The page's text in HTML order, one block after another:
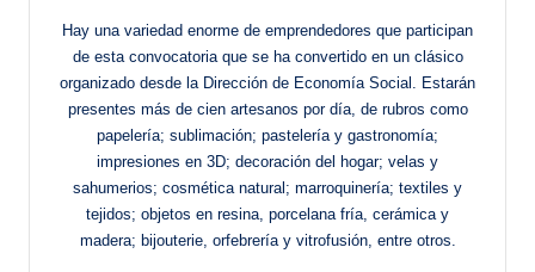
Hay una variedad enorme de emprendedores que participan
de esta convocatoria que se ha convertido en un clásico
organizado desde la Dirección de Economía Social. Estarán
presentes más de cien artesanos por día, de rubros como
papelería; sublimación; pastelería y gastronomía;
impresiones en 3D; decoración del hogar; velas y
sahumerios; cosmética natural; marroquinería; textiles y
tejidos; objetos en resina, porcelana fría, cerámica y
madera; bijouterie, orfebrería y vitrofusión, entre otros.